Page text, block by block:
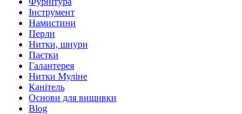
Інструмент
Намистини
Перли
Нитки, шнури
Паєтки
Галантерея
Нитки Муліне
Канітель
Основи для вишивки
Blog